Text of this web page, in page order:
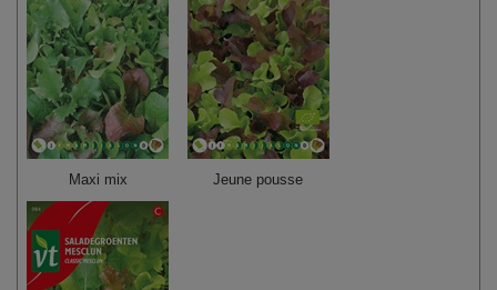
Maxi mix Jeune pousse